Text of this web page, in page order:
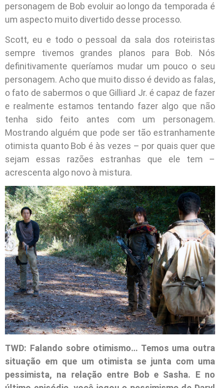
personagem de Bob evoluir ao longo da temporada é
um aspecto muito divertido desse processo.
Scott, eu e todo o pessoal da sala dos roteiristas
sempre tivemos grandes planos para Bob. Nós
definitivamente queríamos mudar um pouco o seu
personagem. Acho que muito disso é devido as falas,
o fato de sabermos o que Gilliard Jr. é capaz de fazer
e realmente estamos tentando fazer algo que não
tenha sido feito antes com um personagem.
Mostrando alguém que pode ser tão estranhamente
otimista quanto Bob é às vezes – por quais quer que
sejam essas razões estranhas que ele tem –
acrescenta algo novo à mistura.
TWD: Falando sobre otimismo… Temos uma outra
situação em que um otimista se junta com uma
pessimista, na relação entre Bob e Sasha. E no